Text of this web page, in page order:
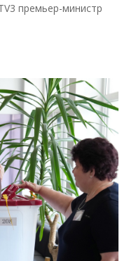
премьер-министр